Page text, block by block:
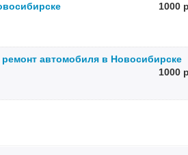
1000
автомобиля в Новосибирске
1000